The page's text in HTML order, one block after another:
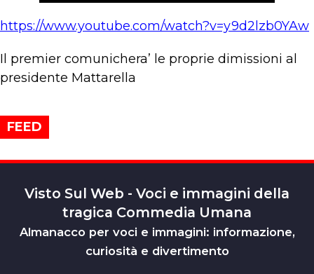
https://www.youtube.com/watch?v=y9d2lzb0YAw
Il premier comunichera’ le proprie dimissioni al
presidente Mattarella
FEED
Visto Sul Web - Voci e immagini della
tragica Commedia Umana
Almanacco per voci e immagini: informazione,
curiosità e divertimento